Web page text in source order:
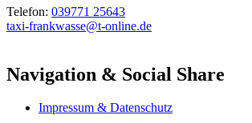
Telefon: 039771 25643
taxi-frankwasse@t-online.de
Navigation & Social Share
Impressum & Datenschutz